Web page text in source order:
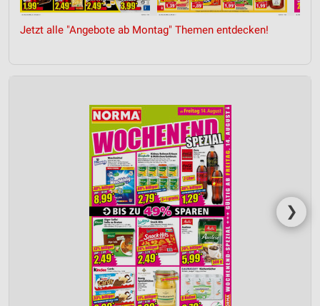
Jetzt alle "Angebote ab Montag" Themen entdecken!
❯